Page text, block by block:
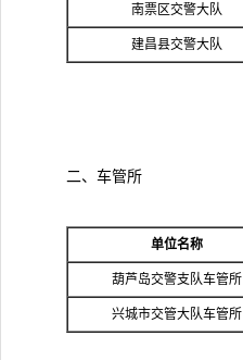
南票区交警大队
建昌县交警大队
二、车管所
单位名称
葫芦岛交警支队车管所
兴城市交管大队车管所